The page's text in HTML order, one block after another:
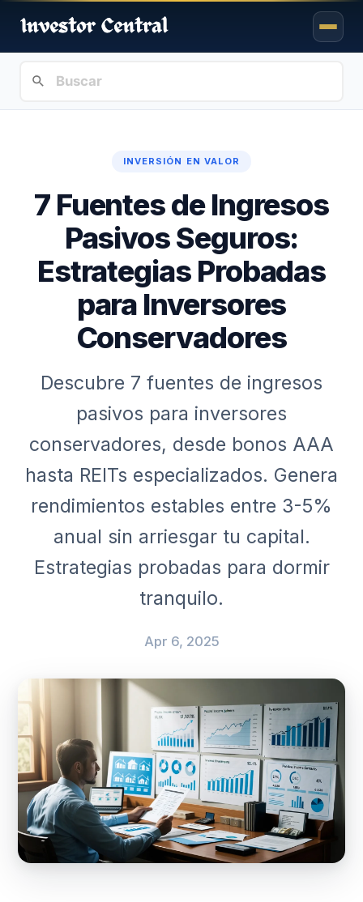
INVERSIÓN EN VALOR
7 Fuentes de Ingresos
Pasivos Seguros:
Estrategias Probadas
para Inversores
Conservadores
Descubre 7 fuentes de ingresos
pasivos para inversores
conservadores, desde bonos AAA
hasta REITs especializados. Genera
rendimientos estables entre 3-5%
anual sin arriesgar tu capital.
Estrategias probadas para dormir
tranquilo.
Apr 6, 2025